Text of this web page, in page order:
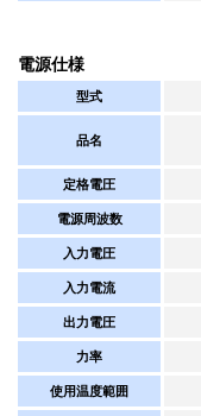
電源仕様
型式
品名
定格電圧
電源周波数
入力電圧
入力電流
出力電圧
力率
使用温度範囲